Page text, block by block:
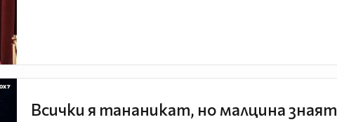
Всички я тананикат, но малцина знаят